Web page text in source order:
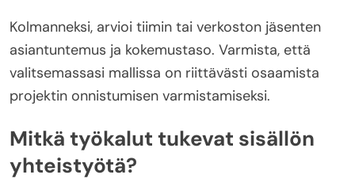
Kolmanneksi, arvioi tiimin tai verkoston jäsenten
asiantuntemus ja kokemustaso. Varmista, että
valitsemassasi mallissa on riittävästi osaamista
projektin onnistumisen varmistamiseksi.
Mitkä työkalut tukevat sisällön
yhteistyötä?